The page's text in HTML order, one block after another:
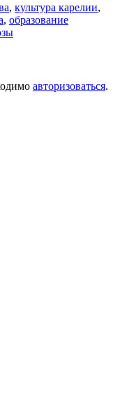
, культура карелии,
, образование
авторизоваться.